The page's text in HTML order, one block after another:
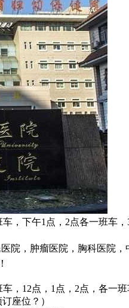
，下午1点，2点各一班车，
，肿瘤医院，胸科医院
，12点，1点，2点，各一
座位？）